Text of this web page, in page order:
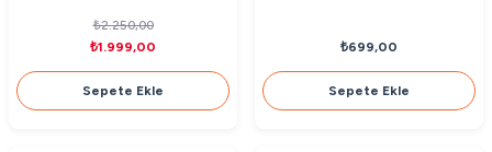
₺2.250,00
₺1.999,00
Sepete Ekle
₺699,00
Sepete Ekle